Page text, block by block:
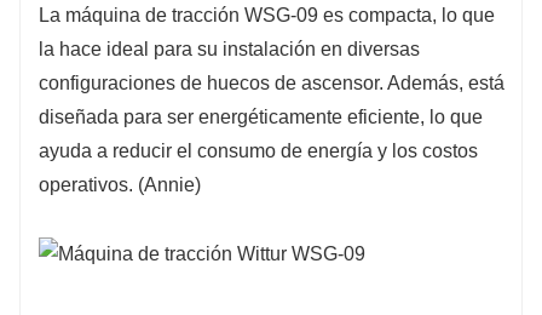
La máquina de tracción WSG-09 es compacta, lo que
la hace ideal para su instalación en diversas
configuraciones de huecos de ascensor. Además, está
diseñada para ser energéticamente eficiente, lo que
ayuda a reducir el consumo de energía y los costos
operativos. (Annie)